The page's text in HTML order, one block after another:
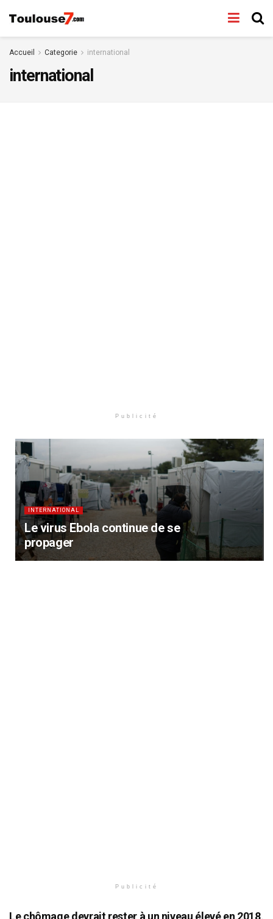
Accueil Categorie international
international
Publicité
INTERNATIONAL
Le virus Ebola continue de se
propager
Publicité
Le chômage devrait rester à un niveau élevé en 2018,